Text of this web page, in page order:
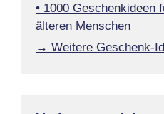
• 1000 Geschenkideen
älteren Menschen
→ Weitere Geschenk-